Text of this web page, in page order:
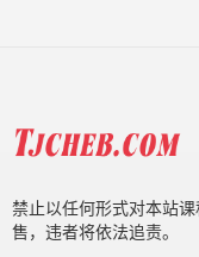
禁止以任何形式对本站
售，违者将依法追责。